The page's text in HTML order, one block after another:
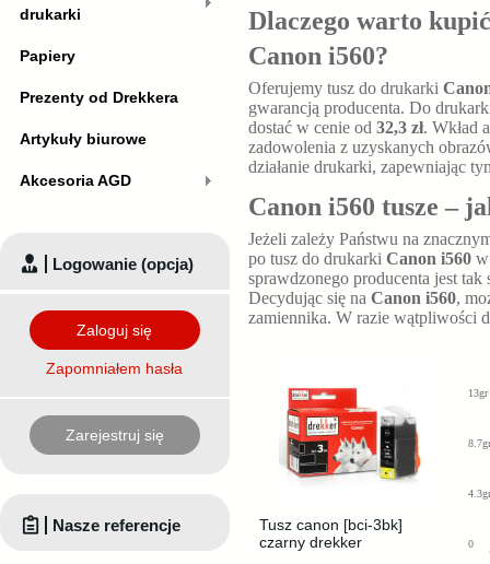
Dlaczego warto
Canon i560?
Oferujemy tusz do drukarki
gwarancją producenta. Do
dostać w cenie od 32,3 zł. Wkład
zadowolenia z uzyskanych
działanie drukarki, zapewniając
Canon i560 tusze –
Jeżeli zależy Państwu na
po tusz do drukarki Canon i560 w
sprawdzonego producenta jest
Decydując się na Canon i560,
zamiennika. W razie wątpliwości
Tusz canon [bci-3bk]
czarny drekker
13gr
8.7gr
4.3gr
0
drukarki
Papiery
Prezenty od Drekkera
Artykuły biurowe
Akcesoria AGD
Logowanie (opcja)
Zaloguj się
Zapomniałem hasła
Zarejestruj się
Nasze referencje